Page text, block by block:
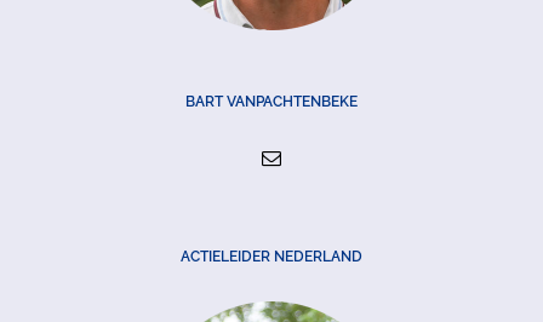
BART VANPACHTENBEKE
ACTIELEIDER NEDERLAND